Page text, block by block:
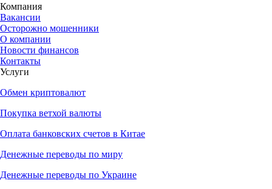
Компания
Вакансии
Осторожно мошенники
О компании
Новости финансов
Контакты
Услуги
Обмен криптовалют
Покупка ветхой валюты
Оплата банковских счетов в Китае
Денежные переводы по миру
Денежные переводы по Украине